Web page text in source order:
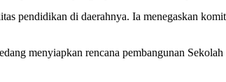
pendidikan di daerahnya. Ia menegaskan
menyiapkan rencana pembangunan